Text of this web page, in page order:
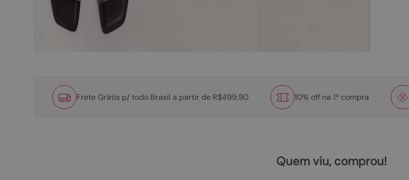
Frete Grátis p/ todo Brasil a partir de R$499,90 10% off na 1º compra
Quem viu, comprou!